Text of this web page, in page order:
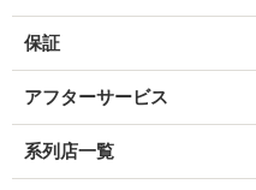
保証
アフターサービス
系列店一覧